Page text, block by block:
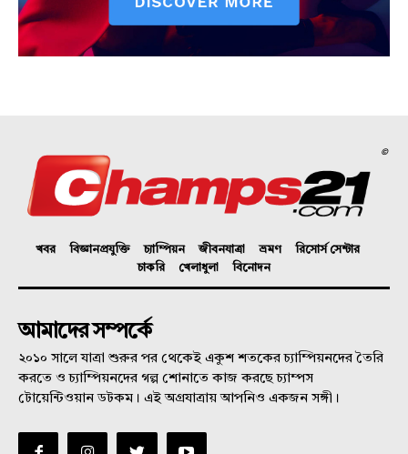
©
খবর বিজ্ঞানপ্রযুক্তি চ্যাম্পিয়ন জীবনযাত্রা ভ্রমণ
রিসোর্স সেন্টার
চাকরি
খেলাধুলা বিনোদন
আমাদের সম্পর্কে
২০১০ সালে যাত্রা শুরুর পর থেকেই একুশ শতকের চ্যাম্পিয়নদের তৈরি
করতে ও চ্যাম্পিয়নদের গল্প শোনাতে কাজ করছে চ্যাম্পস
টোয়েন্টিওয়ান ডটকম। এই অগ্রযাত্রায় আপনিও একজন সঙ্গী।